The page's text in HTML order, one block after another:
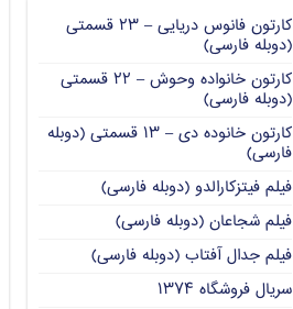
کارتون فانوس دریایی – ۲۳ قسمتی
(دوبله فارسی)
کارتون خانواده وحوش – ۲۲ قسمتی
(دوبله فارسی)
کارتون خانوده دی – ۱۳ قسمتی (دوبله
فارسی)
فیلم فیتزکارالدو (دوبله فارسی)
فیلم شجاعان (دوبله فارسی)
فیلم جدال آفتاب (دوبله فارسی)
سریال فروشگاه ۱۳۷۴